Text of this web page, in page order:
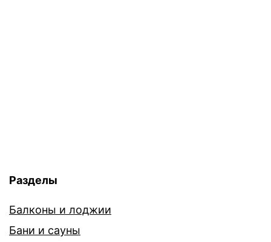
Разделы
Балконы и лоджии
Бани и сауны